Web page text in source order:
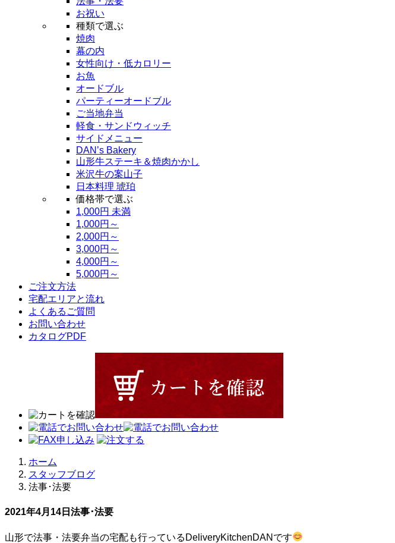
お祝い
種類で選ぶ
焼肉
幕の内
女性向け・低カロリー
お魚
オードブル
パーティーオードブル
ご当地弁当
軽食・サンドウィッチ
サイドメニュー
DAN’s Bakery
山形牛ステーキ＆焼肉かかし
米沢牛の案山子
日本料理 琥珀
価格帯で選ぶ
1,000円 未満
1,000円～
2,000円～
3,000円～
4,000円～
5,000円～
ご注文方法
宅配エリアと流れ
よくあるご質問
お問い合わせ
カタログPDF
ホーム
スタッフブログ
法事･法要
2021年4月14日 法事･法要
山形で法事・法要弁当の宅配も行っているDeliveryKitchenDANです